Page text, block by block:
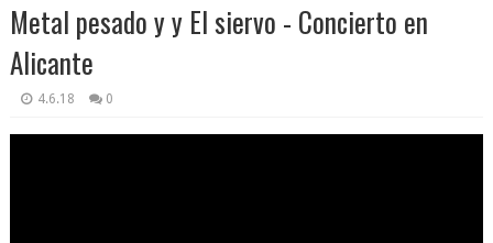
Metal pesado y y El siervo - Concierto en
Alicante
4.6.18 0